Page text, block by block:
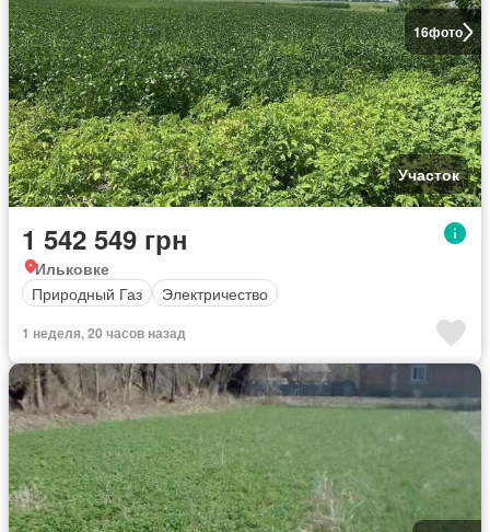
16фото
Участок
1 542 549 грн
Ильковке
Природный Газ
Электричество
1 неделя, 20 часов назад